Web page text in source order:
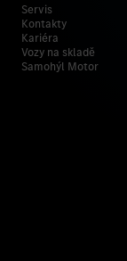
Servis
Kontakty
Kariéra
Vozy na skladě
Samohýl Motor